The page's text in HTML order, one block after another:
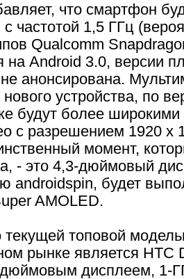
что смартфон
частотой 1,5 ГГц
Qualcomm
на Android 3.0, версии
анонсирована.
устройства, по
будут более
с разрешением 1920 x
момент,
- это 4,3-дюймовый
androidspin, будет
AMOLED.
текущей топовой
рынке является HTC
дисплеем, 1-